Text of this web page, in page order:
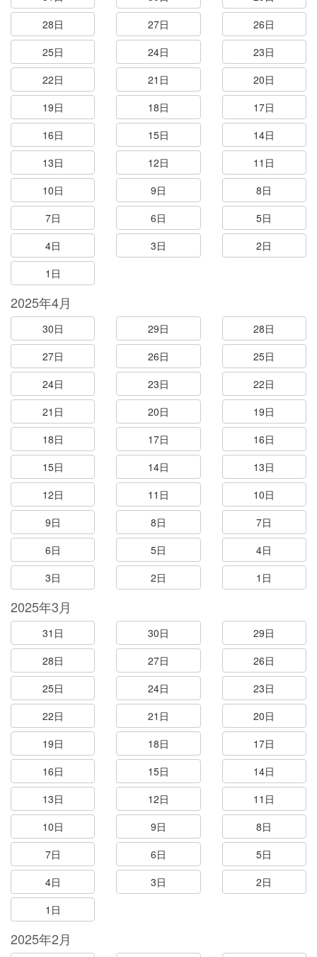
28日
27日
26日
25日
24日
23日
22日
21日
20日
19日
18日
17日
16日
15日
14日
13日
12日
11日
10日
9日
8日
7日
6日
5日
4日
3日
2日
1日
2025年4月
30日 29日
28日
27日
26日
25日
24日
23日
22日
21日
20日
19日
18日
17日
16日
15日
14日
13日
12日
11日
10日
9日
8日
7日
6日
5日
4日
3日
2日 1日
2025年3月
31日 30日
29日
28日
27日
26日
25日
24日
23日
22日
21日
20日
19日
18日
17日
16日
15日
14日
13日
12日
11日
10日
9日
8日
7日
6日
5日
4日
3日
2日
1日
2025年2月